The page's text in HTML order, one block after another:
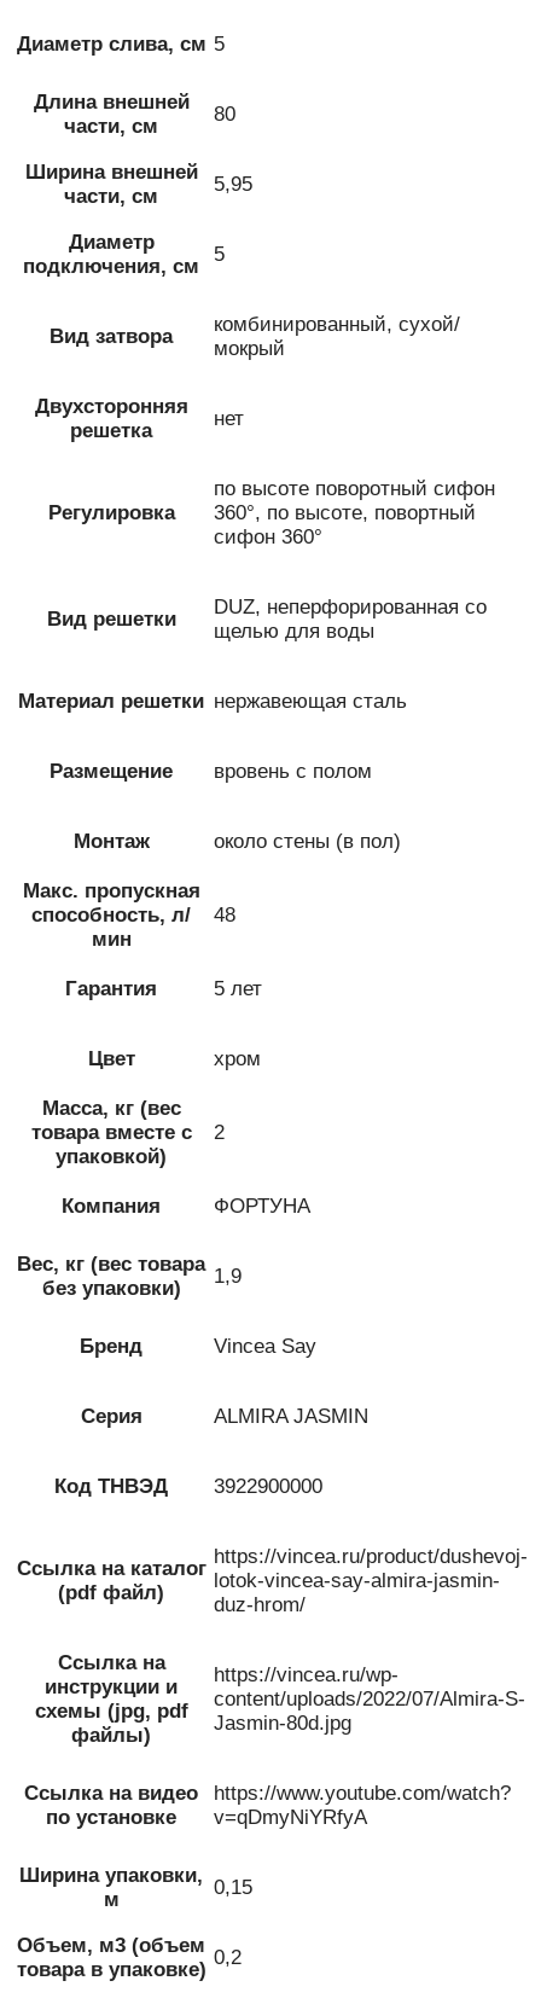
Диаметр слива, см 5
Длина внешней
части, см
80
Ширина внешней
части, см
5,95
Диаметр
подключения, см
5
Вид затвора
комбинированный, сухой/
мокрый
Двухсторонняя
решетка
нет
Регулировка
по высоте поворотный сифон
360°, по высоте, повортный
сифон 360°
Вид решетки
DUZ, неперфорированная со
щелью для воды
Материал решетки нержавеющая сталь
Размещение вровень с полом
Монтаж около стены (в пол)
Макс. пропускная
способность, л/
мин
48
Гарантия 5 лет
Цвет хром
Масса, кг (вес
товара вместе с
упаковкой)
2
Компания ФОРТУНА
Вес, кг (вес товара
без упаковки)
1,9
Бренд Vincea Say
Серия ALMIRA JASMIN
Код ТНВЭД 3922900000
Ссылка на каталог
(pdf файл)
https://vincea.ru/product/dushevoj-
lotok-vincea-say-almira-jasmin-
duz-hrom/
Ссылка на
инструкции и
схемы (jpg, pdf
файлы)
https://vincea.ru/wp-
content/uploads/2022/07/Almira-S-
Jasmin-80d.jpg
Ссылка на видео
по установке
https://www.youtube.com/watch?
v=qDmyNiYRfyA
Ширина упаковки,
м
0,15
Объем, м3 (объем
товара в упаковке)
0,2